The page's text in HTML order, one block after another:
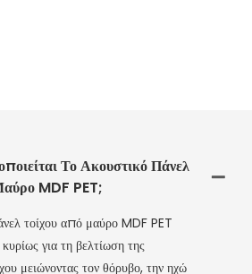
Το Ακουστικό Πάνελ
MDF PET;
τοίχου από μαύρο MDF PET
για τη βελτίωση της
μειώνοντας τον θόρυβο, την ηχώ